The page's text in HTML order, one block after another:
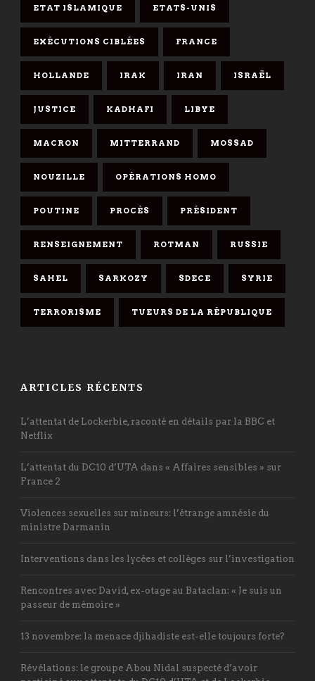
ETAT ISLAMIQUE ETATS-UNIS
EXÉCUTIONS CIBLÉES FRANCE
HOLLANDE IRAK IRAN ISRAËL
JUSTICE KADHAFI LIBYE
MACRON MITTERRAND MOSSAD
NOUZILLE OPÉRATIONS HOMO
POUTINE PROCÈS PRÉSIDENT
RENSEIGNEMENT ROTMAN RUSSIE
SAHEL SARKOZY SDECE SYRIE
TERRORISME TUEURS DE LA RÉPUBLIQUE
ARTICLES RÉCENTS
L’attentat de Lockerbie, raconté en détails par la BBC et
Netflix
L’attentat du DC10 d’UTA dans « Affaires sensibles » sur
France 2
Violences sexuelles sur mineurs: l’étrange amnésie du
ministre Darmanin
Interventions dans les lycées et collèges sur l’investigation
Rencontres avec David, ex-otage au Bataclan: « Je suis un
passeur de mémoire »
13 novembre: la menace djihadiste est-elle toujours forte?
Révélations: le groupe Abou Nidal suspecté d’avoir